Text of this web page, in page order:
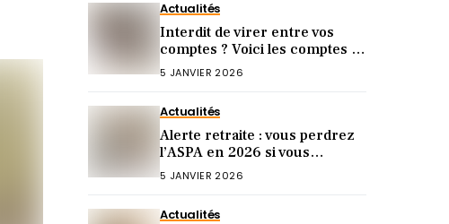
Actualités
Interdit de virer entre vos
comptes ? Voici les comptes à
risque (peu le savent)
5 JANVIER 2026
Actualités
Alerte retraite : vous perdrez
l’ASPA en 2026 si vous
dépassez ce revenu (le seuil
5 JANVIER 2026
Actualités